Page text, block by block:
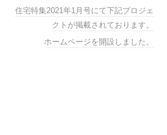
住宅特集2021年1月号にて下記プロジェ
クトが掲載されております。
ホームページを開設しました。